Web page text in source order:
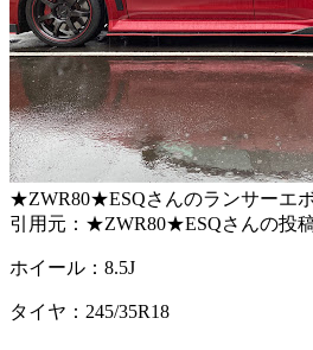
★ZWR80★ESQさんのランサーエ
引用元：★ZWR80★ESQさんの投
ホイール：8.5J
タイヤ：245/35R18